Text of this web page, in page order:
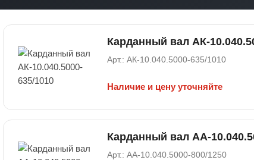
Карданный вал АК-
Арт.: АК-10.040.5000-635/1010
Наличие и цену уточняйте
Карданный вал АА-
Арт.: АА-10.040.5000-800/1250